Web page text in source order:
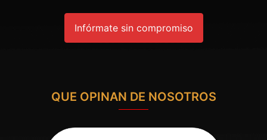
Infórmate sin compromiso
QUE OPINAN DE NOSOTROS